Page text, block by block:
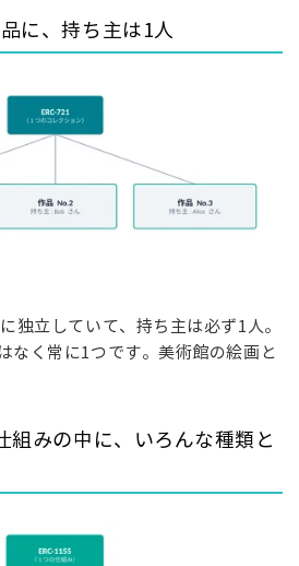
に、持ち主は1人
独立していて、持ち主は必ず1人。
なく常に1つです。美術館の絵画と
組みの中に、いろんな種類と